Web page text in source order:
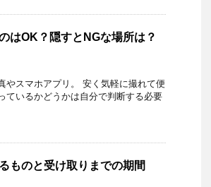
はOK？隠すとNGな場所は？
やスマホアプリ。 安く気軽に撮れて便
ているかどうかは自分で判断する必要
ものと受け取りまでの期間